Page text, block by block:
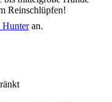
Reinschlüpfen!
Hunteran.